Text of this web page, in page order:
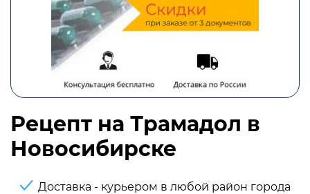
Рецепт на Трамадол в
Новосибирске
Доставка - курьером в любой район города